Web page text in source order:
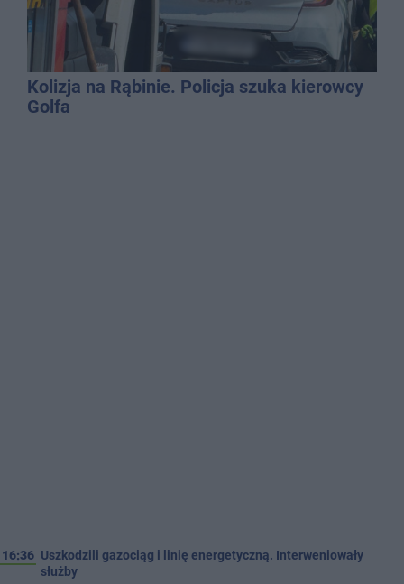
Kolizja na Rąbinie. Policja szuka kierowcy
Golfa
16:36 Uszkodzili gazociąg i linię energetyczną. Interweniowały
służby